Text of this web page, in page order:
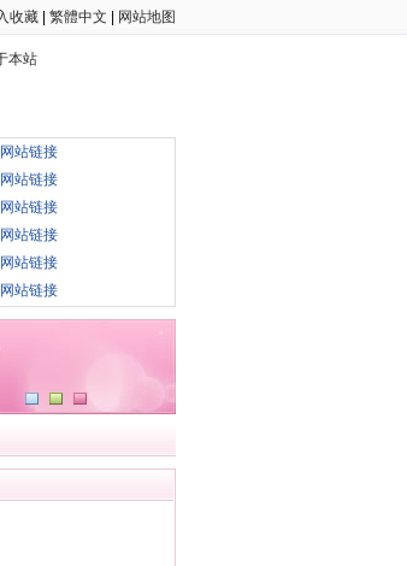
收藏 繁體中文 网站地图
本站
站链接
站链接
站链接
站链接
站链接
站链接